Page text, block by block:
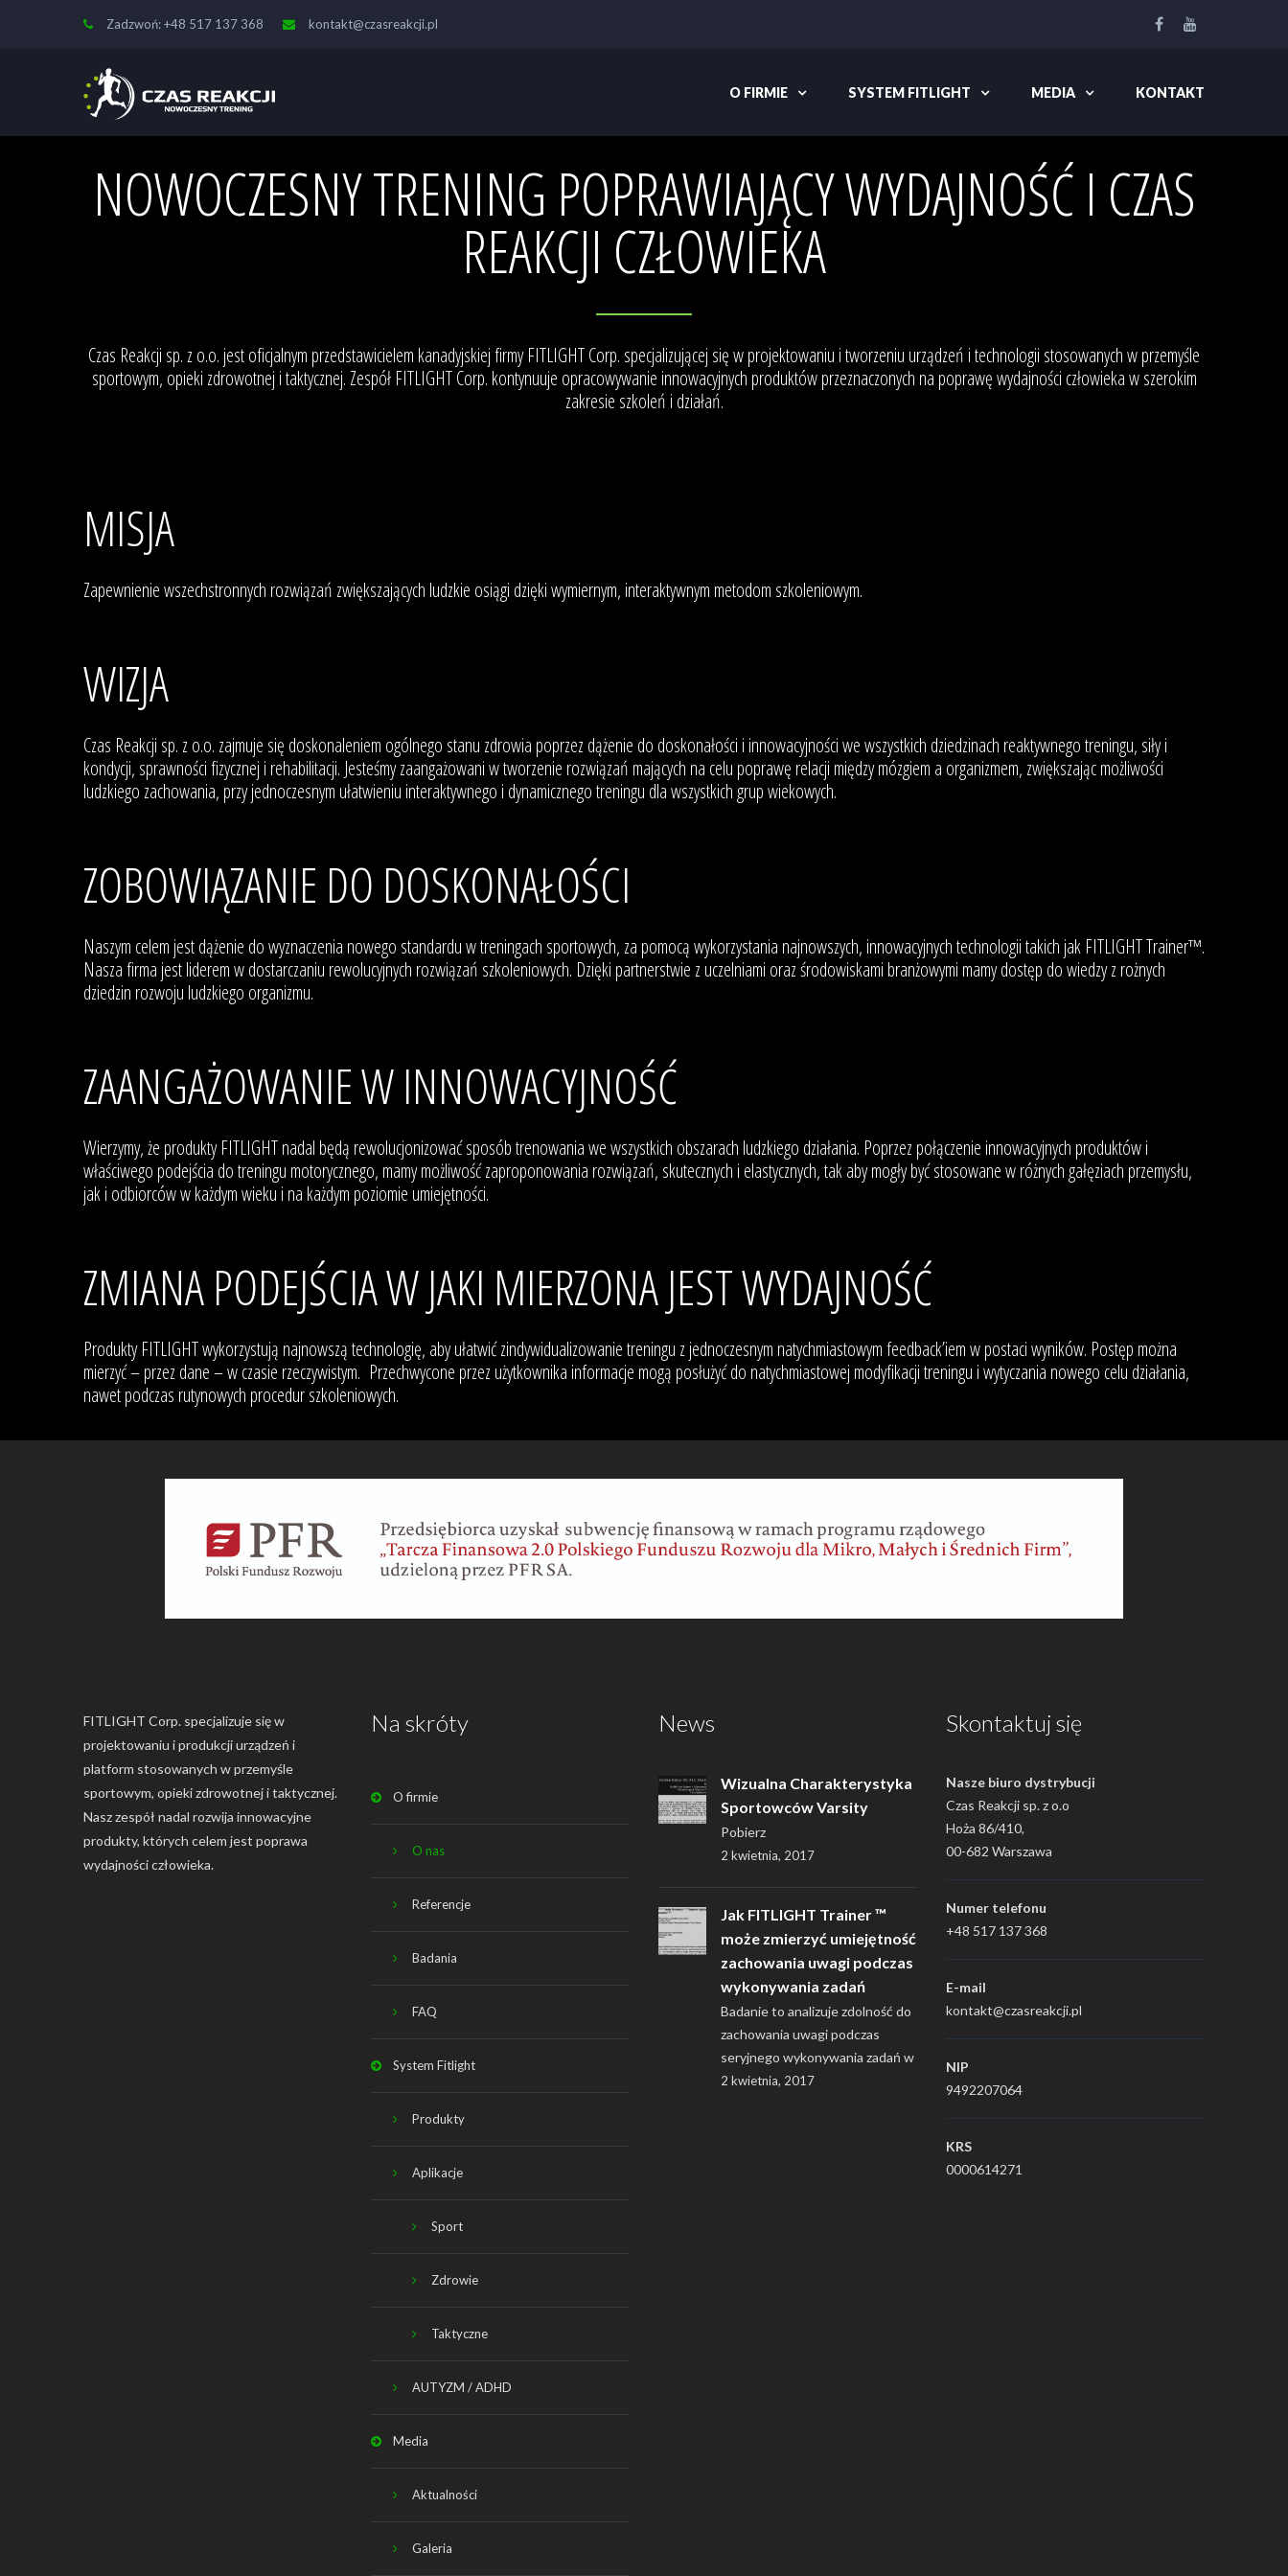
Zadzwoń: +48 517 137 368 kontakt@czasreakcji.pl
O FIRMIE SYSTEM FITLIGHT MEDIA KONTAKT
NOWOCZESNY TRENING POPRAWIAJĄCY WYDAJNOŚĆ I CZAS
REAKCJI CZŁOWIEKA
Czas Reakcji sp. z o.o. jest oficjalnym przedstawicielem kanadyjskiej firmy FITLIGHT Corp. specjalizującej się w projektowaniu i tworzeniu urządzeń i technologii stosowanych w przemyśle
sportowym, opieki zdrowotnej i taktycznej. Zespół FITLIGHT Corp. kontynuuje opracowywanie innowacyjnych produktów przeznaczonych na poprawę wydajności człowieka w szerokim
zakresie szkoleń i działań.
MISJA
Zapewnienie wszechstronnych rozwiązań zwiększających ludzkie osiągi dzięki wymiernym, interaktywnym metodom szkoleniowym.
WIZJA
Czas Reakcji sp. z o.o. zajmuje się doskonaleniem ogólnego stanu zdrowia poprzez dążenie do doskonałości i innowacyjności we wszystkich dziedzinach reaktywnego treningu, siły i
kondycji, sprawności fizycznej i rehabilitacji. Jesteśmy zaangażowani w tworzenie rozwiązań mających na celu poprawę relacji między mózgiem a organizmem, zwiększając możliwości
ludzkiego zachowania, przy jednoczesnym ułatwieniu interaktywnego i dynamicznego treningu dla wszystkich grup wiekowych.
ZOBOWIĄZANIE DO DOSKONAŁOŚCI
Naszym celem jest dążenie do wyznaczenia nowego standardu w treningach sportowych, za pomocą wykorzystania najnowszych, innowacyjnych technologii takich jak FITLIGHT Trainer™.
Nasza firma jest liderem w dostarczaniu rewolucyjnych rozwiązań szkoleniowych. Dzięki partnerstwie z uczelniami oraz środowiskami branżowymi mamy dostęp do wiedzy z rożnych
dziedzin rozwoju ludzkiego organizmu.
ZAANGAŻOWANIE W INNOWACYJNOŚĆ
Wierzymy, że produkty FITLIGHT nadal będą rewolucjonizować sposób trenowania we wszystkich obszarach ludzkiego działania. Poprzez połączenie innowacyjnych produktów i
właściwego podejścia do treningu motorycznego, mamy możliwość zaproponowania rozwiązań, skutecznych i elastycznych, tak aby mogły być stosowane w różnych gałęziach przemysłu,
jak i odbiorców w każdym wieku i na każdym poziomie umiejętności.
ZMIANA PODEJŚCIA W JAKI MIERZONA JEST WYDAJNOŚĆ
Produkty FITLIGHT wykorzystują najnowszą technologię, aby ułatwić zindywidualizowanie treningu z jednoczesnym natychmiastowym feedback’iem w postaci wyników. Postęp można
mierzyć – przez dane – w czasie rzeczywistym. Przechwycone przez użytkownika informacje mogą posłużyć do natychmiastowej modyfikacji treningu i wytyczania nowego celu działania,
nawet podczas rutynowych procedur szkoleniowych.
FITLIGHT Corp. specjalizuje się w
projektowaniu i produkcji urządzeń i
platform stosowanych w przemyśle
sportowym, opieki zdrowotnej i taktycznej.
Nasz zespół nadal rozwija innowacyjne
produkty, których celem jest poprawa
wydajności człowieka.
Na skróty
O firmie
O nas
Referencje
Badania
FAQ
System Fitlight
Produkty
Aplikacje
Sport
Zdrowie
Taktyczne
AUTYZM / ADHD
Media
Aktualności
Galeria
News
Wizualna Charakterystyka
Sportowców Varsity
Pobierz
2 kwietnia, 2017
Jak FITLIGHT Trainer ™
może zmierzyć umiejętność
zachowania uwagi podczas
wykonywania zadań
Badanie to analizuje zdolność do
zachowania uwagi podczas
seryjnego wykonywania zadań w
2 kwietnia, 2017
Skontaktuj się
Nasze biuro dystrybucji
Czas Reakcji sp. z o.o
Hoża 86/410,
00-682 Warszawa
Numer telefonu
+48 517 137 368
E-mail
kontakt@czasreakcji.pl
NIP
9492207064
KRS
0000614271